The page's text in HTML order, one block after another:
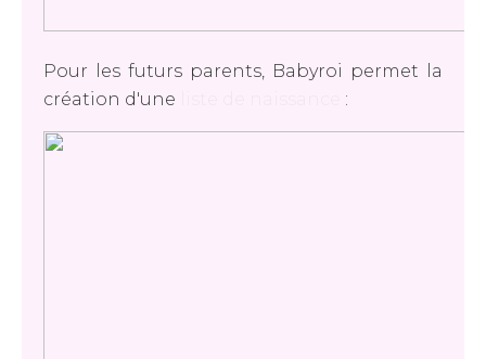
Pour les futurs parents, Babyroi permet la
création d'une
: